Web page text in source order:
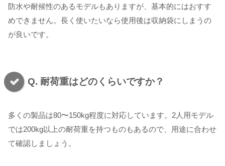
防水や耐候性のあるモデルもありますが、基本的にはおすす
めできません。長く使いたいなら使用後は収納袋にしまうの
が良いです。
Q. 耐荷重はどのくらいですか？
多くの製品は80〜150kg程度に対応しています。2人用モデル
では200kg以上の耐荷重を持つものもあるので、用途に合わせ
て確認しましょう。